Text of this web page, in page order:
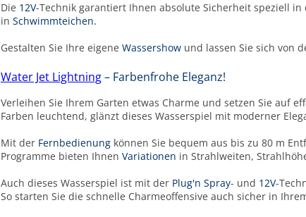
Die 12V-Technik garantiert Ihnen absolute Sicherheit speziell in
in Schwimmteichen.
Gestalten Sie Ihre eigene Wassershow und lassen Sie sich von
Water Jet Lightning– Farbenfrohe Eleganz!
Verleihen Sie Ihrem Garten etwas Charme und setzen Sie auf
Farben leuchtend, glänzt dieses Wasserspiel mit moderner
Mit der Fernbedienung können Sie bequem aus bis zu 80 m
Programme bieten Ihnen Variationen in Strahlweiten,
Auch dieses Wasserspiel ist mit der Plug'n Spray- und 12V-
So starten Sie die schnelle Charmeoffensive auch sicher in